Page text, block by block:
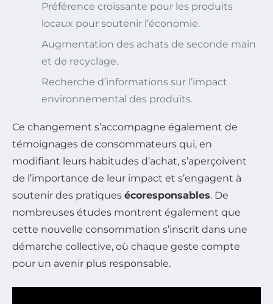
Préférence croissante pour les produits
locaux pour soutenir l’économie.
Augmentation des achats de seconde main
et de recyclage.
Recherche d’informations sur l’impact
environnemental des produits.
Ce changement s’accompagne également de
témoignages de consommateurs qui, en
modifiant leurs habitudes d’achat, s’aperçoivent
de l’importance de leur impact et s’engagent à
soutenir des pratiques écoresponsables. De
nombreuses études montrent également que
cette nouvelle consommation s’inscrit dans une
démarche collective, où chaque geste compte
pour un avenir plus responsable.